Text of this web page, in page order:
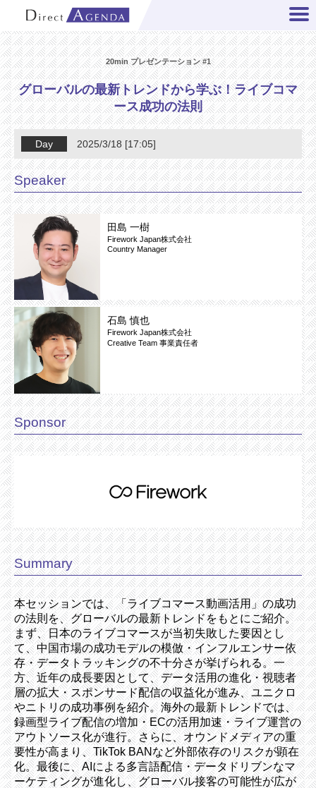
20min プレゼンテーション #1
グローバルの最新トレンドから学ぶ！ライブコマ
ース成功の法則
Day 2025/3/18 [17:05]
Speaker
田島 一樹
Firework Japan株式会社
Country Manager
石島 慎也
Firework Japan株式会社
Creative Team 事業責任者
Sponsor
Summary
本セッションでは、「ライブコマース動画活用」の成功
の法則を、グローバルの最新トレンドをもとにご紹介。
まず、日本のライブコマースが当初失敗した要因とし
て、中国市場の成功モデルの模倣・インフルエンサー依
存・データトラッキングの不十分さが挙げられる。一
方、近年の成長要因として、データ活用の進化・視聴者
層の拡大・スポンサード配信の収益化が進み、ユニクロ
やニトリの成功事例を紹介。海外の最新トレンドでは、
録画型ライブ配信の増加・ECの活用加速・ライブ運営の
アウトソース化が進行。さらに、オウンドメディアの重
要性が高まり、TikTok BANなど外部依存のリスクが顕在
化。最後に、AIによる多言語配信・データドリブンなマ
ーケティングが進化し、グローバル接客の可能性が広が